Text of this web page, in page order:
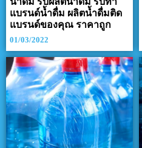
แบรนด์น้ำดื่ม ผลิตน้ำดื่มติด
แบรนด์ของคุณ ราคาถูก
01/03/2022